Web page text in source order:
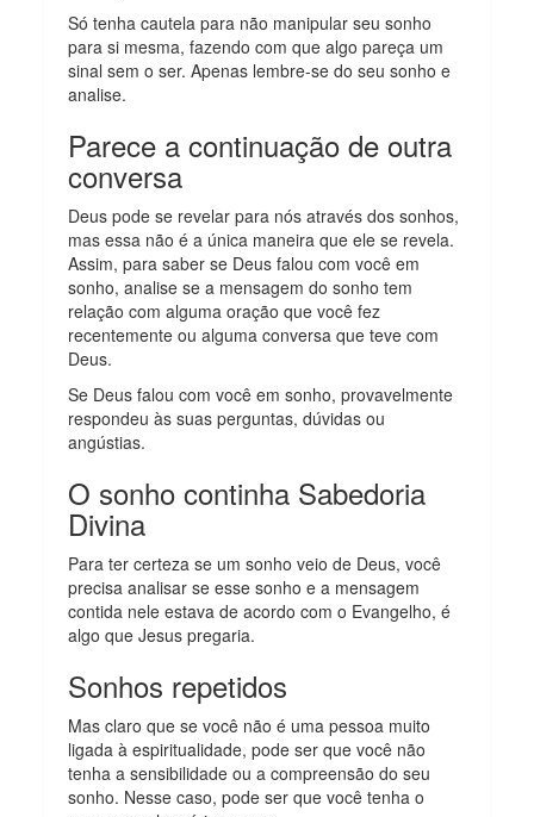
Só tenha cautela para não manipular seu sonho
para si mesma, fazendo com que algo pareça um
sinal sem o ser. Apenas lembre-se do seu sonho e
analise.
Parece a continuação de outra
conversa
Deus pode se revelar para nós através dos sonhos,
mas essa não é a única maneira que ele se revela.
Assim, para saber se Deus falou com você em
sonho, analise se a mensagem do sonho tem
relação com alguma oração que você fez
recentemente ou alguma conversa que teve com
Deus.
Se Deus falou com você em sonho, provavelmente
respondeu às suas perguntas, dúvidas ou
angústias.
O sonho continha Sabedoria
Divina
Para ter certeza se um sonho veio de Deus, você
precisa analisar se esse sonho e a mensagem
contida nele estava de acordo com o Evangelho, é
algo que Jesus pregaria.
Sonhos repetidos
Mas claro que se você não é uma pessoa muito
ligada à espiritualidade, pode ser que você não
tenha a sensibilidade ou a compreensão do seu
sonho. Nesse caso, pode ser que você tenha o